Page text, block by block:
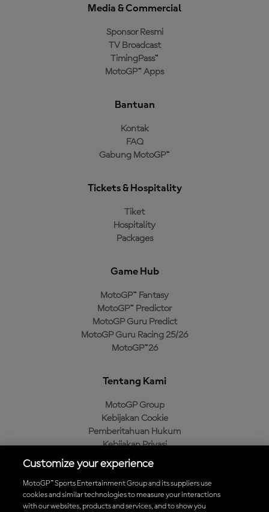
Media & Commercial
Sponsor Resmi
TV Broadcast
TimingPass™
MotoGP™ Apps
Bantuan
Kontak
FAQ
Gabung MotoGP™
Tickets & Hospitality
Tiket
Hospitality
Packages
Game Hub
MotoGP™ Fantasy
MotoGP™ Predictor
MotoGP Guru Predict
MotoGP Guru Racing 25/26
MotoGP™26
Tentang Kami
MotoGP Group
Kebijakan Cookie
Pemberitahuan Hukum
Kebijakan Privasi
Kebijakan Pembelian
Unduh Aplikasi Resmi MotoGP™
Customize your experience
MotoGP™ Sports Entertainment Group and its suppliers use
cookies and similar technologies to measure your interactions
with our websites, products and services, and to show you